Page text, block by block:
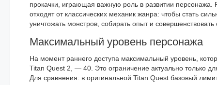
прокачки, играющая важную роль в развитии персонажа.
отходят от классических механик жанра: чтобы стать
уничтожать монстров, собирать опыт и
Максимальный уровень персонажа
На момент раннего доступа максимальный уровень,
Titan Quest 2, — 40. Это ограничение актуально только
Для сравнения: в оригинальной Titan Quest базовый